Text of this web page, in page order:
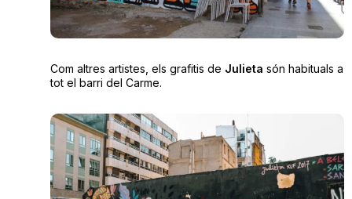
Com altres artistes, els grafitis de Julieta són habituals a
tot el barri del Carme.